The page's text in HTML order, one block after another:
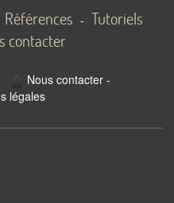
Références - Tutoriels
contacter
Nous contacter-
légales